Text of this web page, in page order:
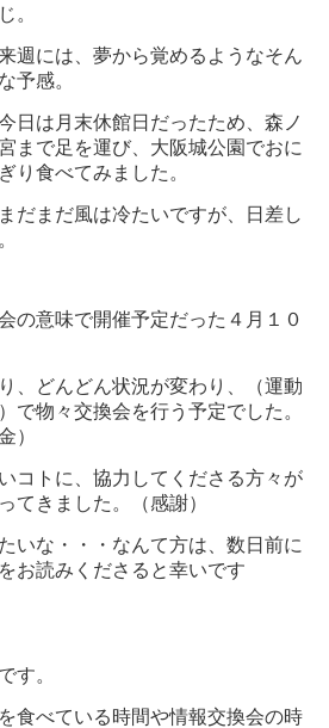
じ。
週には、夢から覚めるようなそん
な予感。
日は月末休館日だったため、森ノ
まで足を運び、大阪城公園でおに
ぎり食べてみました。
まだまだ風は冷たいですが、日差し
の意味で開催予定だった４月１０
、どんどん状況が変わり、（運動
で物々交換会を行う予定でした。
）
コトに、協力してくださる方々が
てきました。（感謝）
いな・・・なんて方は、数日前に
お読みくださると幸いです
す。
食べている時間や情報交換会の時